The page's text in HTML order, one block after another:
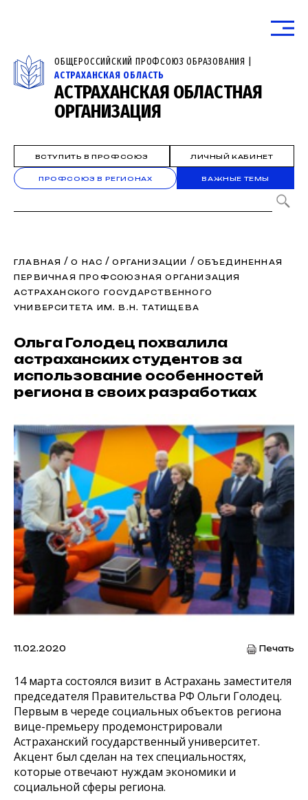
ОБЩЕРОССИЙСКИЙ ПРОФСОЮЗ ОБРАЗОВАНИЯ |
АСТРАХАНСКАЯ ОБЛАСТЬ
АСТРАХАНСКАЯ ОБЛАСТНАЯ
ОРГАНИЗАЦИЯ
ВСТУПИТЬ В ПРОФСОЮЗ ЛИЧНЫЙ КАБИНЕТ
ПРОФСОЮЗ В РЕГИОНАХ ВАЖНЫЕ ТЕМЫ
ГЛАВНАЯ /О НАС /ОРГАНИЗАЦИИ / ОБЪЕДИНЕННАЯ
ПЕРВИЧНАЯ ПРОФСОЮЗНАЯ ОРГАНИЗАЦИЯ
АСТРАХАНСКОГО ГОСУДАРСТВЕННОГО
УНИВЕРСИТЕТА ИМ. В.Н. ТАТИЩЕВА
Ольга Голодец похвалила
астраханских студентов за
использование особенностей
региона в своих разработках
11.02.2020 Печать
14 марта состоялся визит в Астрахань заместителя
председателя Правительства РФ Ольги Голодец.
Первым в череде социальных объектов региона
вице-премьеру продемонстрировали
Астраханский государственный университет.
Акцент был сделан на тех специальностях,
которые отвечают нуждам экономики и
социальной сферы региона.